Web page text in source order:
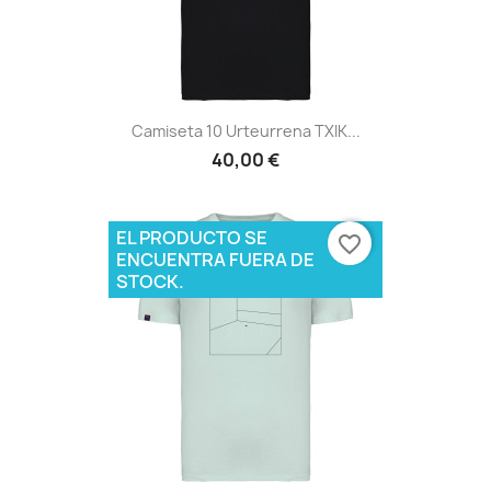
Camiseta 10 Urteurrena TXIK...
40,00 €
EL PRODUCTO SE
ENCUENTRA FUERA DE
STOCK.
favorite_border